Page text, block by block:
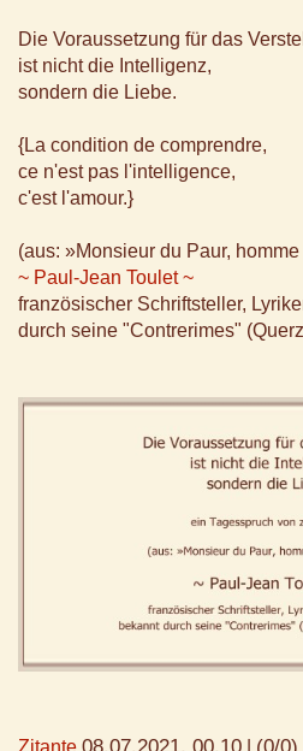
Die Voraussetzung für das
ist nicht die Intelligenz,
sondern die Liebe.
{La condition de comprendre,
ce n'est pas l'intelligence,
c'est l'amour.}
(aus: »Monsieur du Paur,
~ Paul-Jean Toulet ~
französischer Schriftsteller,
durch seine "Contrerimes"